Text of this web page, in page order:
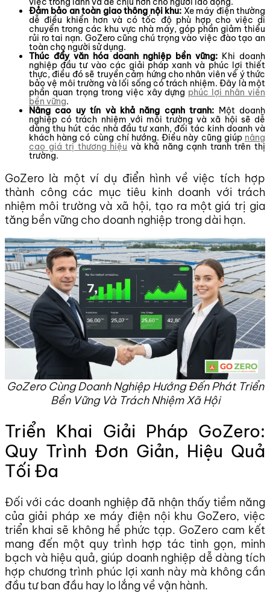
Đảm bảo an toàn giao thông nội khu: Xe máy điện thường
dễ điều khiển hơn và có tốc độ phù hợp cho việc di
chuyển trong các khu vực nhà máy, góp phần giảm thiểu
rủi ro tai nạn. GoZero cũng chú trọng vào việc đào tạo an
toàn cho người sử dụng.
Thúc đẩy văn hóa doanh nghiệp bền vững: Khi doanh
nghiệp đầu tư vào các giải pháp xanh và phúc lợi thiết
thực, điều đó sẽ truyền cảm hứng cho nhân viên về ý thức
bảo vệ môi trường và lối sống có trách nhiệm. Đây là một
phần quan trọng trong việc xây dựng phúc lợi nhân viên
bền vững.
Nâng cao uy tín và khả năng cạnh tranh: Một doanh
nghiệp có trách nhiệm với môi trường và xã hội sẽ dễ
dàng thu hút các nhà đầu tư xanh, đối tác kinh doanh và
khách hàng có cùng chí hướng. Điều này cũng giúp nâng
cao giá trị thương hiệu và khả năng cạnh tranh trên thị
trường.
GoZero là một ví dụ điển hình về việc tích hợp
thành công các mục tiêu kinh doanh với trách
nhiệm môi trường và xã hội, tạo ra một giá trị gia
tăng bền vững cho doanh nghiệp trong dài hạn.
GoZero Cùng Doanh Nghiệp Hướng Đến Phát Triển
Bền Vững Và Trách Nhiệm Xã Hội
Triển Khai Giải Pháp GoZero:
Quy Trình Đơn Giản, Hiệu Quả
Tối Đa
Đối với các doanh nghiệp đã nhận thấy tiềm năng
của giải pháp xe máy điện nội khu GoZero, việc
triển khai sẽ không hề phức tạp. GoZero cam kết
mang đến một quy trình hợp tác tinh gọn, minh
bạch và hiệu quả, giúp doanh nghiệp dễ dàng tích
hợp chương trình phúc lợi xanh này mà không cần
đầu tư ban đầu hay lo lắng về vận hành.